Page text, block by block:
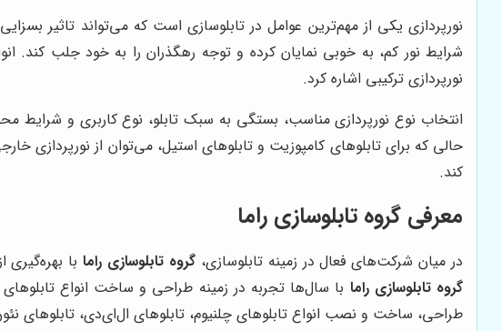
نورپردازی یکی از مهم‌ترین عوامل در تابلوسازی است که می‌تواند تاثیر
شرایط نور کم، به خوبی نمایان کرده و توجه رهگذران را به خود جلب کند.
نورپردازی ترکیبی اشاره کرد.
انتخاب نوع نورپردازی مناسب، بستگی به سبک تابلو، نوع کاربری و شرایط
حالی که برای تابلوهای کامپوزیت و تابلوهای استیل، می‌توان از نورپردازی
کند.
معرفی گروه تابلوسازی راما
در میان شرکت‌های فعال در زمینه تابلوسازی،گروه تابلوسازی رامابا
گروه تابلوسازی راما با سال‌ها تجربه در زمینه طراحی و ساخت انواع
طراحی، ساخت و نصب انواع تابلوهای چلنیوم، تابلوهای ال‌ای‌دی، تابلوهای